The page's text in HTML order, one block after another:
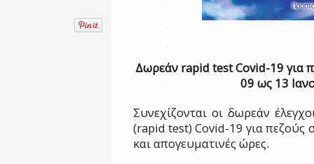
Δωρεάν rapid testCovid-19 για
09 ως 13
Συνεχίζονται οι δωρεάν
(rapid test)Covid-19 για πεζούς
και απογευματινές ώρες.